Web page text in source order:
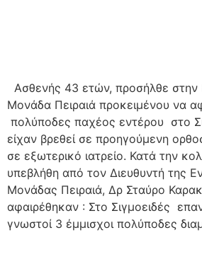
Ασθενής 43 ετών, προσήλθε στην
Μονάδα Πειραιά προκειμένου να
πολύποδες παχέος εντέρου στο
είχαν βρεθεί σε προηγούμενη
σε εξωτερικό ιατρείο. Κατά την
υπεβλήθη από τον Διευθυντή της
Μονάδας Πειραιά, Δρ Σταύρο
αφαιρέθηκαν : Στο Σιγμοειδές
γνωστοί 3 έμμισχοι πολύποδες